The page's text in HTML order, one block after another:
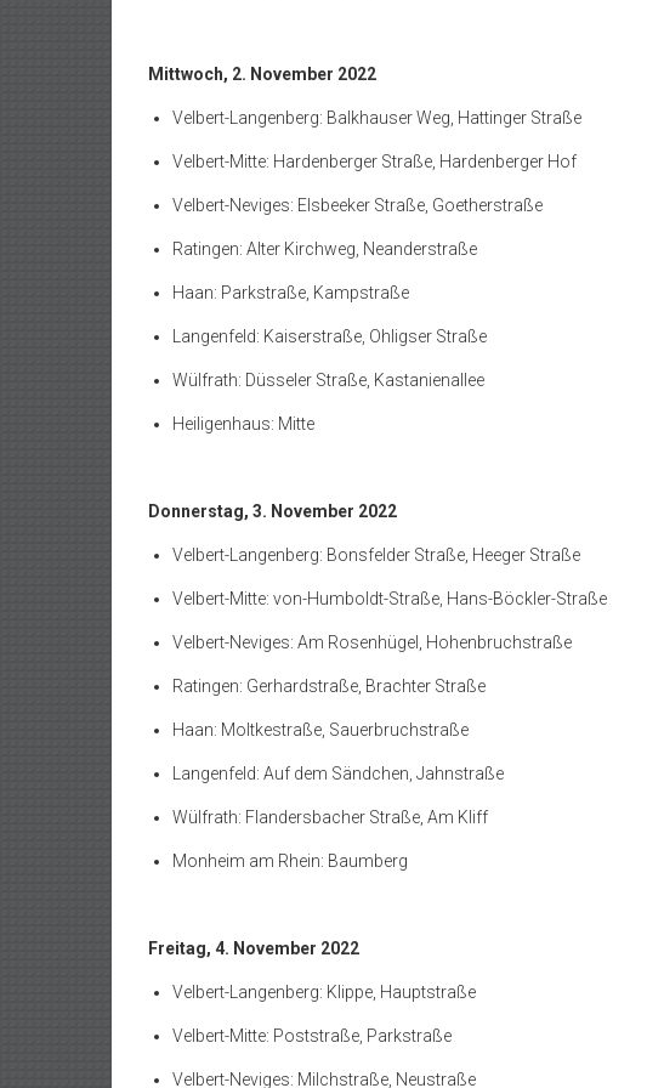
Mittwoch, 2. November 2022
Velbert-Langenberg: Balkhauser Weg, Hattinger Straße
Velbert-Mitte: Hardenberger Straße, Hardenberger Hof
Velbert-Neviges: Elsbeeker Straße, Goetherstraße
Ratingen: Alter Kirchweg, Neanderstraße
Haan: Parkstraße, Kampstraße
Langenfeld: Kaiserstraße, Ohligser Straße
Wülfrath: Düsseler Straße, Kastanienallee
Heiligenhaus: Mitte
Donnerstag, 3. November 2022
Velbert-Langenberg: Bonsfelder Straße, Heeger Straße
Velbert-Mitte: von-Humboldt-Straße, Hans-Böckler-Straße
Velbert-Neviges: Am Rosenhügel, Hohenbruchstraße
Ratingen: Gerhardstraße, Brachter Straße
Haan: Moltkestraße, Sauerbruchstraße
Langenfeld: Auf dem Sändchen, Jahnstraße
Wülfrath: Flandersbacher Straße, Am Kliff
Monheim am Rhein: Baumberg
Freitag, 4. November 2022
Velbert-Langenberg: Klippe, Hauptstraße
Velbert-Mitte: Poststraße, Parkstraße
Velbert-Neviges: Milchstraße, Neustraße